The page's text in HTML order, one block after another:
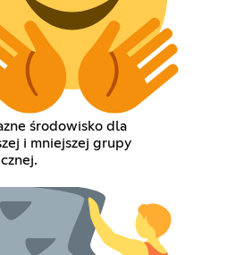
środowisko dla
i mniejszej grupy